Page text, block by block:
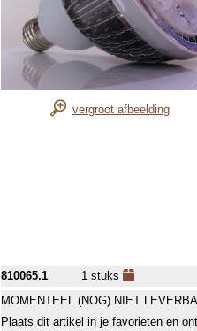
vergroot afbeelding
810065.1 1 stuks
MOMENTEEL (NOG) NIET
Plaats dit artikel in je favorieten en